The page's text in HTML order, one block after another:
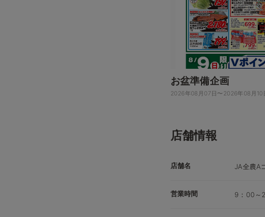
お盆準備企画
2026年08月07日〜2026年08月10
店舗情報
店舗名 JA全農A
営業時間 9：00～